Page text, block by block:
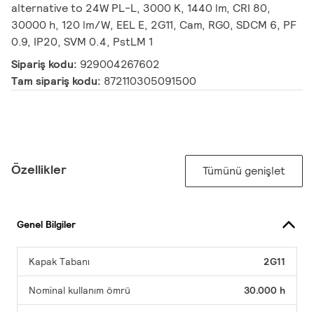
alternative to 24W PL-L, 3000 K, 1440 lm, CRI 80,
30000 h, 120 lm/W, EEL E, 2G11, Cam, RG0, SDCM 6, PF
0.9, IP20, SVM 0.4, PstLM 1
Sipariş kodu: 929004267602
Tam sipariş kodu: 872110305091500
Özellikler Tümünü genişlet
Genel Bilgiler
Kapak Tabanı 2G11
Nominal kullanım ömrü 30.000 h